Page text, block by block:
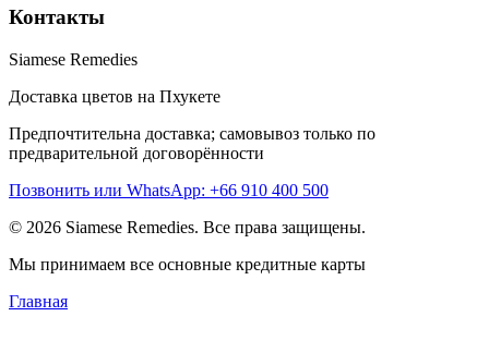
Контакты
Siamese Remedies
Доставка цветов на Пхукете
Предпочтительна доставка; самовывоз только по
предварительной договорённости
Позвонить или WhatsApp: +66 910 400 500
© 2026 Siamese Remedies. Все права защищены.
Мы принимаем все основные кредитные карты
Главная